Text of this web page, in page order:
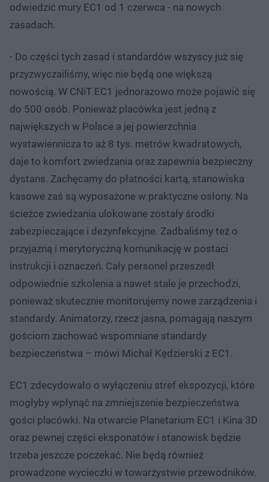
odwiedzić mury EC1 od 1 czerwca - na nowych
zasadach.
- Do części tych zasad i standardów wszyscy już się
przyzwyczailiśmy, więc nie będą one większą
nowością. W CNiT EC1 jednorazowo może pojawić się
do 500 osób. Ponieważ placówka jest jedną z
największych w Polsce a jej powierzchnia
wystawiennicza to aż 8 tys. metrów kwadratowych,
daje to komfort zwiedzania oraz zapewnia bezpieczny
dystans. Zachęcamy do płatności kartą, stanowiska
kasowe zaś są wyposażone w praktyczne osłony. Na
ścieżce zwiedzania ulokowane zostały środki
zabezpieczające i dezynfekcyjne. Zadbaliśmy też o
przyjazną i merytoryczną komunikację w postaci
instrukcji i oznaczeń. Cały personel przeszedł
odpowiednie szkolenia a nawet stale je przechodzi,
ponieważ skutecznie monitorujemy nowe zarządzenia i
standardy. Animatorzy, rzecz jasna, pomagają naszym
gościom zachować wspomniane standardy
bezpieczeństwa – mówi Michał Kędzierski z EC1.
EC1 zdecydowało o wyłączeniu stref ekspozycji, które
mogłyby wpłynąć na zmniejszenie bezpieczeństwa
gości placówki. Na otwarcie Planetarium EC1 i Kina 3D
oraz pewnej części eksponatów i stanowisk będzie
trzeba jeszcze poczekać. Nie będą również
prowadzone wycieczki w towarzystwie przewodników.